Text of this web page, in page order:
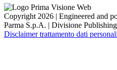
Copyright 2026 | Engineered and
Parma S.p.A. | Divisione
Disclaimer trattamento dati personali